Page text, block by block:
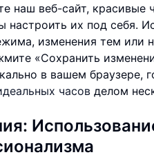
наш веб-сайт, красивые
настроить их под себя.
изменения тем или
«Сохранить
в вашем браузере,
часов делом